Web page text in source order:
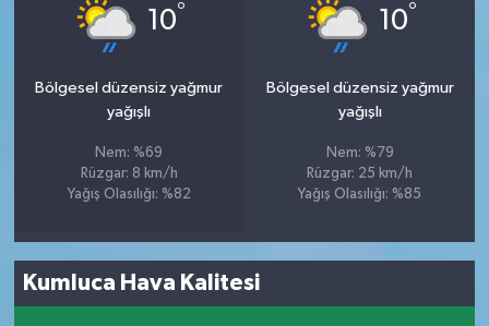
10°
Bölgesel düzensiz yağmur
yağışlı
Nem: %69
Rüzgar: 8 km/h
Yağış Olasılığı: %82
10°
Bölgesel düzensiz yağmur
yağışlı
Nem: %79
Rüzgar: 25 km/h
Yağış Olasılığı: %85
Kumluca Hava Kalitesi